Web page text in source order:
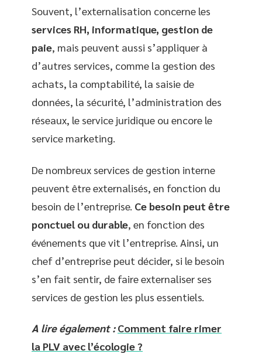
Souvent, l’externalisation concerne les
services RH, informatique, gestion de
paie, mais peuvent aussi s’appliquer à
d’autres services, comme la gestion des
achats, la comptabilité, la saisie de
données, la sécurité, l’administration des
réseaux, le service juridique ou encore le
service marketing.
De nombreux services de gestion interne
peuvent être externalisés, en fonction du
besoin de l’entreprise. Ce besoin peut être
ponctuel ou durable, en fonction des
événements que vit l’entreprise. Ainsi, un
chef d’entreprise peut décider, si le besoin
s’en fait sentir, de faire externaliser ses
services de gestion les plus essentiels.
A lire également : Comment faire rimer
la PLV avec l’écologie ?